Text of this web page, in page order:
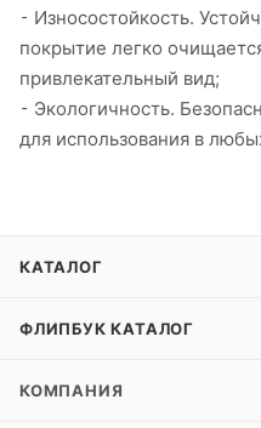
⁃ Износостойкость.
покрытие легко
привлекательный вид;
⁃ Экологичность.
для использования в
КАТАЛОГ
ФЛИПБУК КАТАЛОГ
КОМПАНИЯ